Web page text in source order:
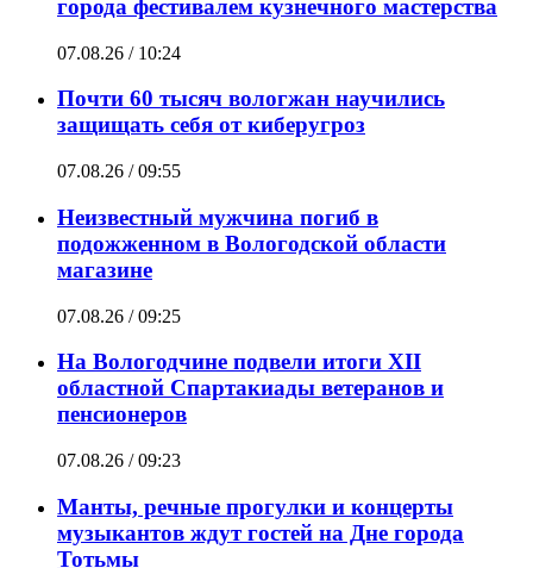
города фестивалем кузнечного мастерства
07.08.26 / 10:24
Почти 60 тысяч вологжан научились
защищать себя от киберугроз
07.08.26 / 09:55
Неизвестный мужчина погиб в
подожженном в Вологодской области
магазине
07.08.26 / 09:25
На Вологодчине подвели итоги XII
областной Спартакиады ветеранов и
пенсионеров
07.08.26 / 09:23
Манты, речные прогулки и концерты
музыкантов ждут гостей на Дне города
Тотьмы